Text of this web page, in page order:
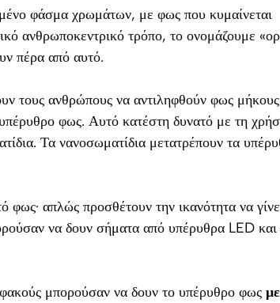
φάσμα χρωμάτων, με φως που κυμαίνεται
ανθρωποκεντρικό τρόπο, το ονομάζουμε
πέρα από αυτό.
τους ανθρώπους να αντιληφθούν φως μήκους
φως. Αυτό κατέστη δυνατό με τη
Τα νανοσωματίδια μετατρέπουν τα
φως· απλώς προσθέτουν την ικανότητα να
να δουν σήματα από υπέρυθρα LED
μπορούσαν να δουν το υπέρυθρο φως με